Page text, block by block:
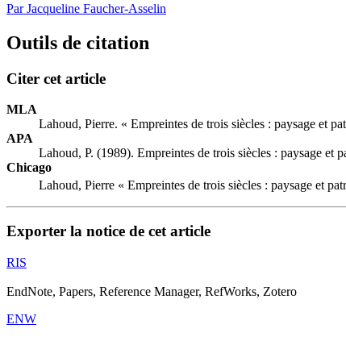
Par Jacqueline Faucher-Asselin
Outils de citation
Citer cet article
MLA
Lahoud, Pierre. « Empreintes de trois siècles : paysage et
APA
Lahoud, P. (1989). Empreintes de trois siècles : paysage et
Chicago
Lahoud, Pierre « Empreintes de trois siècles : paysage et
Exporter la notice de cet article
RIS
EndNote, Papers, Reference Manager, RefWorks, Zotero
ENW